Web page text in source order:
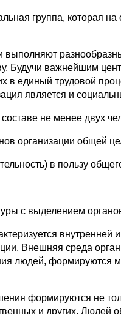
группа, которая
выполняют
Будучи важнейшим
в единый трудовой
является и
не менее двух
организации общей
в пользу
с выделением
внутренней
Внешняя среда
людей, формируются
формируются не
и других.